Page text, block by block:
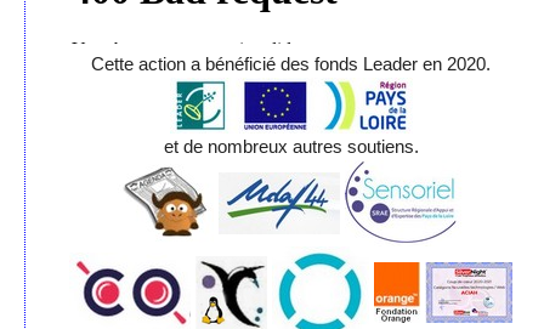
Cette action a bénéficié des fonds Leader en 2020.
et de nombreux autres soutiens.